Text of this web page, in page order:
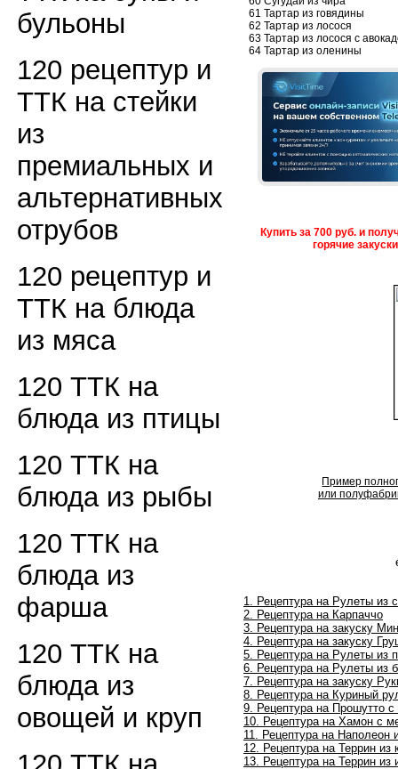
бульоны
120 рецептур и
ТТК на стейки
из
премиальных и
альтернативных
отрубов
120 рецептур и
ТТК на блюда
из мяса
120 ТТК на
блюда из птицы
120 ТТК на
блюда из рыбы
120 ТТК на
блюда из
фарша
120 ТТК на
блюда из
овощей и круп
61 Тартар из говядины
62 Тартар из лосося
63 Тартар из лосося с
64 Тартар из оленины
Купить за 700 руб. и
горячие
Пример
или
1. Рецептура на Рулеты из
2. Рецептура на Карпаччо
3. Рецептура на закуску
4. Рецептура на закуску
5. Рецептура на Рулеты из
6. Рецептура на Рулеты из
7. Рецептура на закуску
8. Рецептура на Куриный
9. Рецептура на Прошутто
10. Рецептура на Хамон с
11. Рецептура на Наполеон
12. Рецептура на Террин из
13. Рецептура на Террин